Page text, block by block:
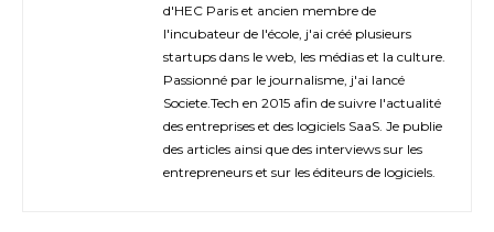
d'HEC Paris et ancien membre de
l'incubateur de l'école, j'ai créé plusieurs
startups dans le web, les médias et la culture.
Passionné par le journalisme, j'ai lancé
Societe.Tech en 2015 afin de suivre l'actualité
des entreprises et des logiciels SaaS. Je publie
des articles ainsi que des interviews sur les
entrepreneurs et sur les éditeurs de logiciels.